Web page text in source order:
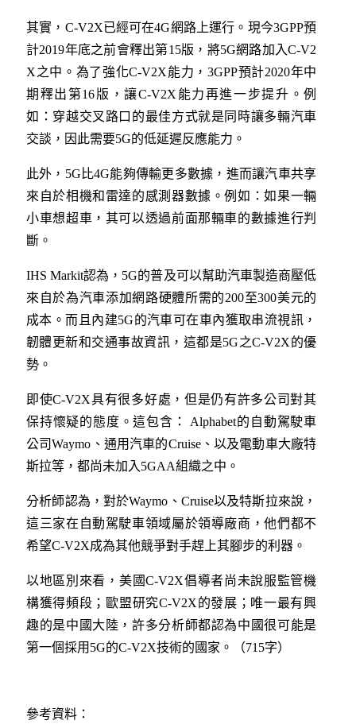
其實，C-V2X已經可在4G網路上運行。現今3GPP預
計2019年底之前會釋出第15版，將5G網路加入C-V2
X之中。為了強化C-V2X能力，3GPP預計2020年中
期釋出第16版，讓C-V2X能力再進一步提升。例
如：穿越交叉路口的最佳方式就是同時讓多輛汽車
交談，因此需要5G的低延遲反應能力。
此外，5G比4G能夠傳輸更多數據，進而讓汽車共享
來自於相機和雷達的感測器數據。例如：如果一輛
小車想超車，其可以透過前面那輛車的數據進行判
斷。
IHS Markit認為，5G的普及可以幫助汽車製造商壓低
來自於為汽車添加網路硬體所需的200至300美元的
成本。而且內建5G的汽車可在車內獲取串流視訊，
韌體更新和交通事故資訊，這都是5G之C-V2X的優
勢。
即使C-V2X具有很多好處，但是仍有許多公司對其
保持懷疑的態度。這包含： Alphabet的自動駕駛車
公司Waymo、通用汽車的Cruise、以及電動車大廠特
斯拉等，都尚未加入5GAA組織之中。
分析師認為，對於Waymo、Cruise以及特斯拉來說，
這三家在自動駕駛車領域屬於領導廠商，他們都不
希望C-V2X成為其他競爭對手趕上其腳步的利器。
以地區別來看，美國C-V2X倡導者尚未說服監管機
構獲得頻段；歐盟研究C-V2X的發展；唯一最有興
趣的是中國大陸，許多分析師都認為中國很可能是
第一個採用5G的C-V2X技術的國家。（715字）
參考資料：